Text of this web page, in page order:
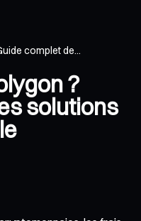
complet de...
?
solutions